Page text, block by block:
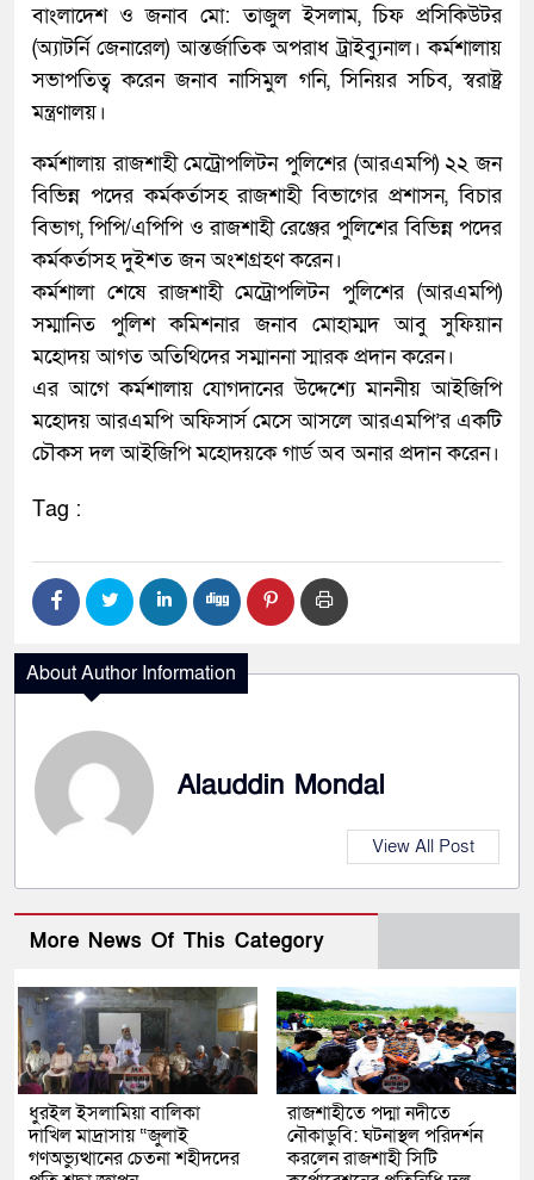
বাংলাদেশ ও জনাব মো: তাজুল ইসলাম, চিফ প্রসিকিউটর
(অ্যাটর্নি জেনারেল) আন্তর্জাতিক অপরাধ ট্রাইব্যুনাল। কর্মশালায়
সভাপতিত্ব করেন জনাব নাসিমুল গনি, সিনিয়র সচিব, স্বরাষ্ট্র
মন্ত্রণালয়।
কর্মশালায় রাজশাহী মেট্রোপলিটন পুলিশের (আরএমপি) ২২ জন
বিভিন্ন পদের কর্মকর্তাসহ রাজশাহী বিভাগের প্রশাসন, বিচার
বিভাগ, পিপি/এপিপি ও রাজশাহী রেঞ্জের পুলিশের বিভিন্ন পদের
কর্মকর্তাসহ দুইশত জন অংশগ্রহণ করেন।
কর্মশালা শেষে রাজশাহী মেট্রোপলিটন পুলিশের (আরএমপি)
সম্মানিত পুলিশ কমিশনার জনাব মোহাম্মদ আবু সুফিয়ান
মহোদয় আগত অতিথিদের সম্মাননা স্মারক প্রদান করেন।
এর আগে কর্মশালায় যোগদানের উদ্দেশ্যে মাননীয় আইজিপি
মহোদয় আরএমপি অফিসার্স মেসে আসলে আরএমপি’র একটি
চৌকস দল আইজিপি মহোদয়কে গার্ড অব অনার প্রদান করেন।
Tag :
About Author Information
Alauddin Mondal
View All Post
More News Of This Category
ধুরইল ইসলামিয়া বালিকা
দাখিল মাদ্রাসায় “জুলাই
গণঅভ্যুত্থানের চেতনা শহীদদের
রাজশাহীতে পদ্মা নদীতে
নৌকাডুবি: ঘটনাস্থল পরিদর্শন
করলেন রাজশাহী সিটি